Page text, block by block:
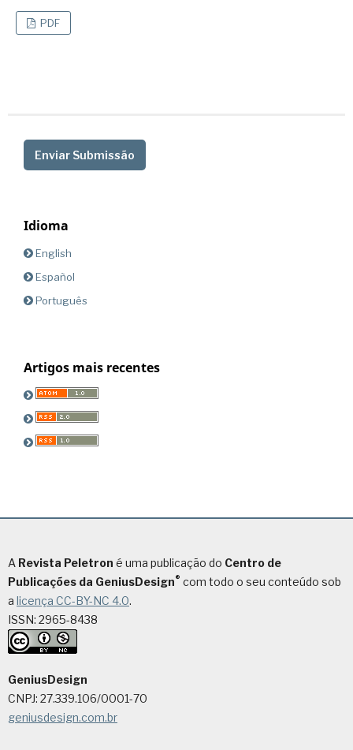
PDF
Enviar Submissão
Idioma
English
Español
Português
Artigos mais recentes
A Revista Peletron é uma publicação do Centro de
Publicações da GeniusDesign® com todo o seu conteúdo sob
a licença CC-BY-NC 4.0.
ISSN: 2965-8438
GeniusDesign
CNPJ: 27.339.106/0001-70
geniusdesign.com.br